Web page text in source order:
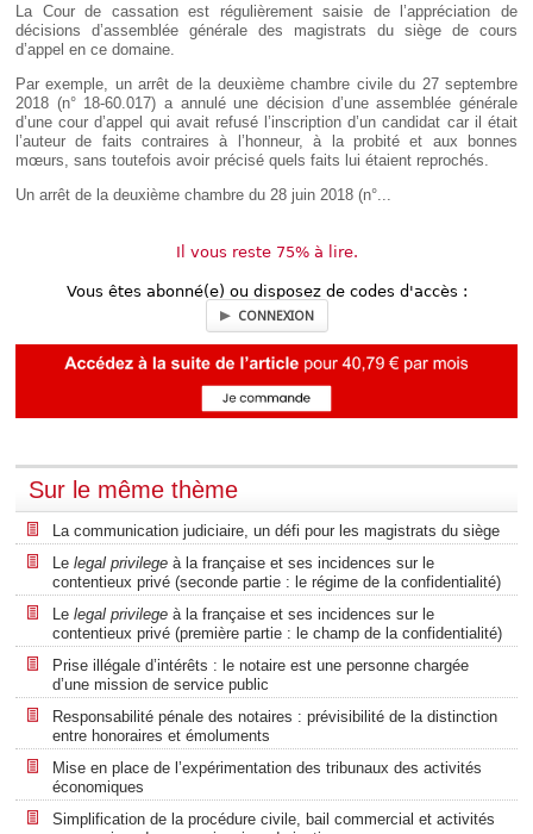
La Cour de cassation est régulièrement saisie de l’appréciation de
décisions d’assemblée générale des magistrats du siège de cours
d’appel en ce domaine.
Par exemple, un arrêt de la deuxième chambre civile du 27 septembre
2018 (n° 18-60.017) a annulé une décision d’une assemblée générale
d’une cour d’appel qui avait refusé l’inscription d’un candidat car il était
l’auteur de faits contraires à l’honneur, à la probité et aux bonnes
mœurs, sans toutefois avoir précisé quels faits lui étaient reprochés.
Un arrêt de la deuxième chambre du 28 juin 2018 (n°...
Il vous reste 75% à lire.
Vous êtes abonné(e) ou disposez de codes d'accès :
CONNEXION
Sur le même thème
La communication judiciaire, un défi pour les magistrats du siège
Le legal privilege à la française et ses incidences sur le
contentieux privé (seconde partie : le régime de la confidentialité)
Le legal privilege à la française et ses incidences sur le
contentieux privé (première partie : le champ de la confidentialité)
Prise illégale d’intérêts : le notaire est une personne chargée
d’une mission de service public
Responsabilité pénale des notaires : prévisibilité de la distinction
entre honoraires et émoluments
Mise en place de l’expérimentation des tribunaux des activités
économiques
Simplification de la procédure civile, bail commercial et activités